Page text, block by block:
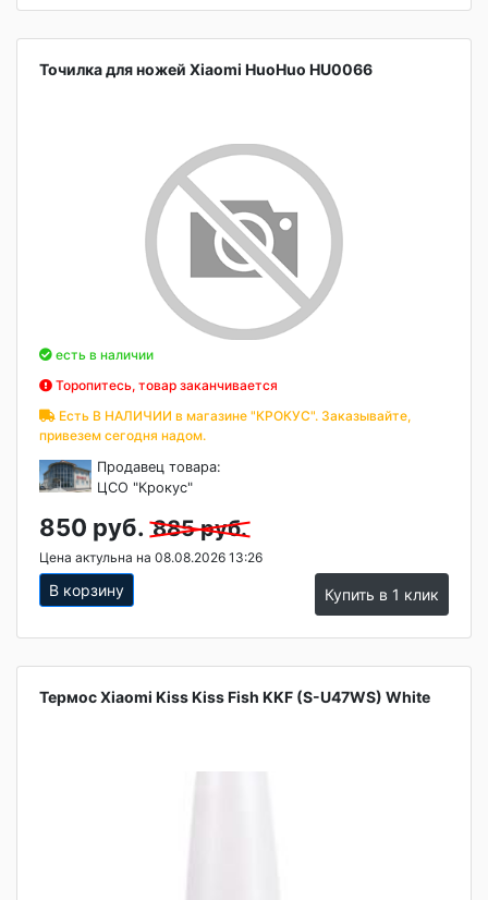
Точилка для ножей Xiaomi HuoHuo HU0066
есть в наличии
Торопитесь, товар заканчивается
Есть В НАЛИЧИИ в магазине "КРОКУС". Заказывайте,
привезем сегодня надом.
Продавец товара:
ЦСО "Крокус"
850 руб. 885 руб.
Цена актульна на 08.08.2026 13:26
В корзину Купить в 1 клик
Термос Xiaomi Kiss Kiss Fish KKF (S-U47WS) White